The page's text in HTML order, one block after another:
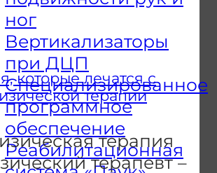
ног
Вертикализаторы
при ДЦП
Специализированное
программное
обеспечение
Реабилитационная
которые лечатся с
терапии
терапия
терапевт –